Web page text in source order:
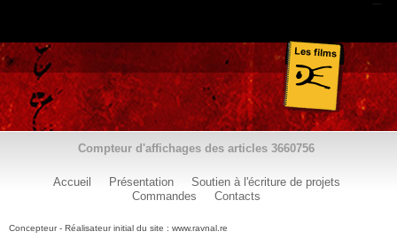
Compteur d'affichages des articles 3660756
Accueil Présentation
Soutien à l'écriture de projets
Commandes
Contacts
Concepteur - Réalisateur initial du site : www.ravnal.re